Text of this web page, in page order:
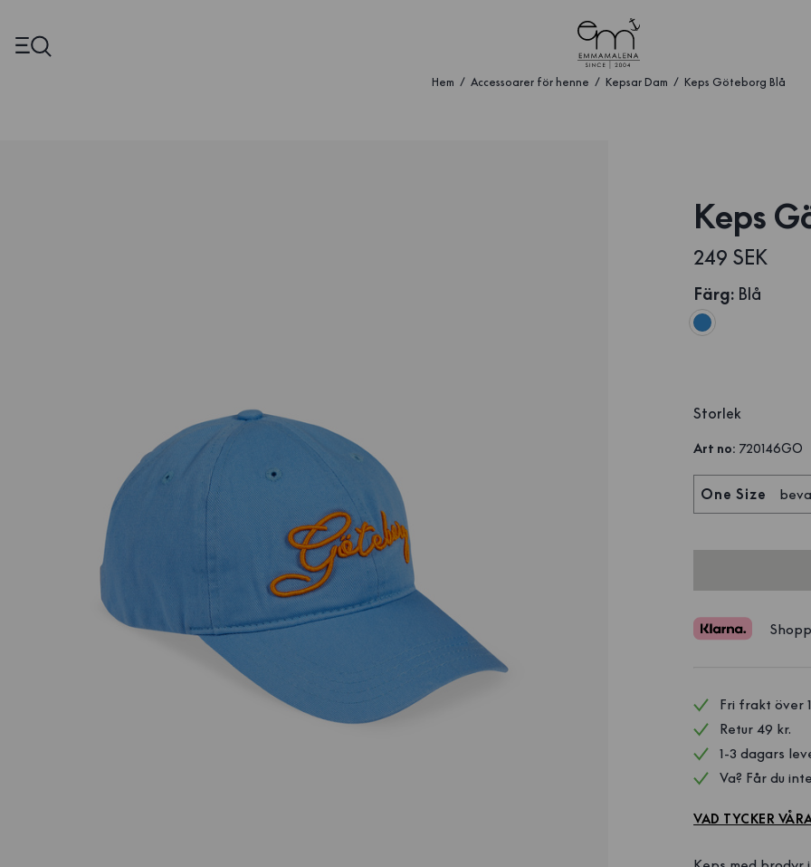
Hem Accessoarer för henne Kepsar Dam Keps Göteborg Blå
Keps
249 SEK
Färg: Blå
Storlek
Art no: 720146GO
One Size
Fri frakt över
Retur 49 kr.
1-3 dagars
Va? Får du
VAD TYCKER